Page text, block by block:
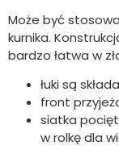
Może być
kurnika.
bardzo łatwa w
łuki są
front
siatka
w rolkę dla